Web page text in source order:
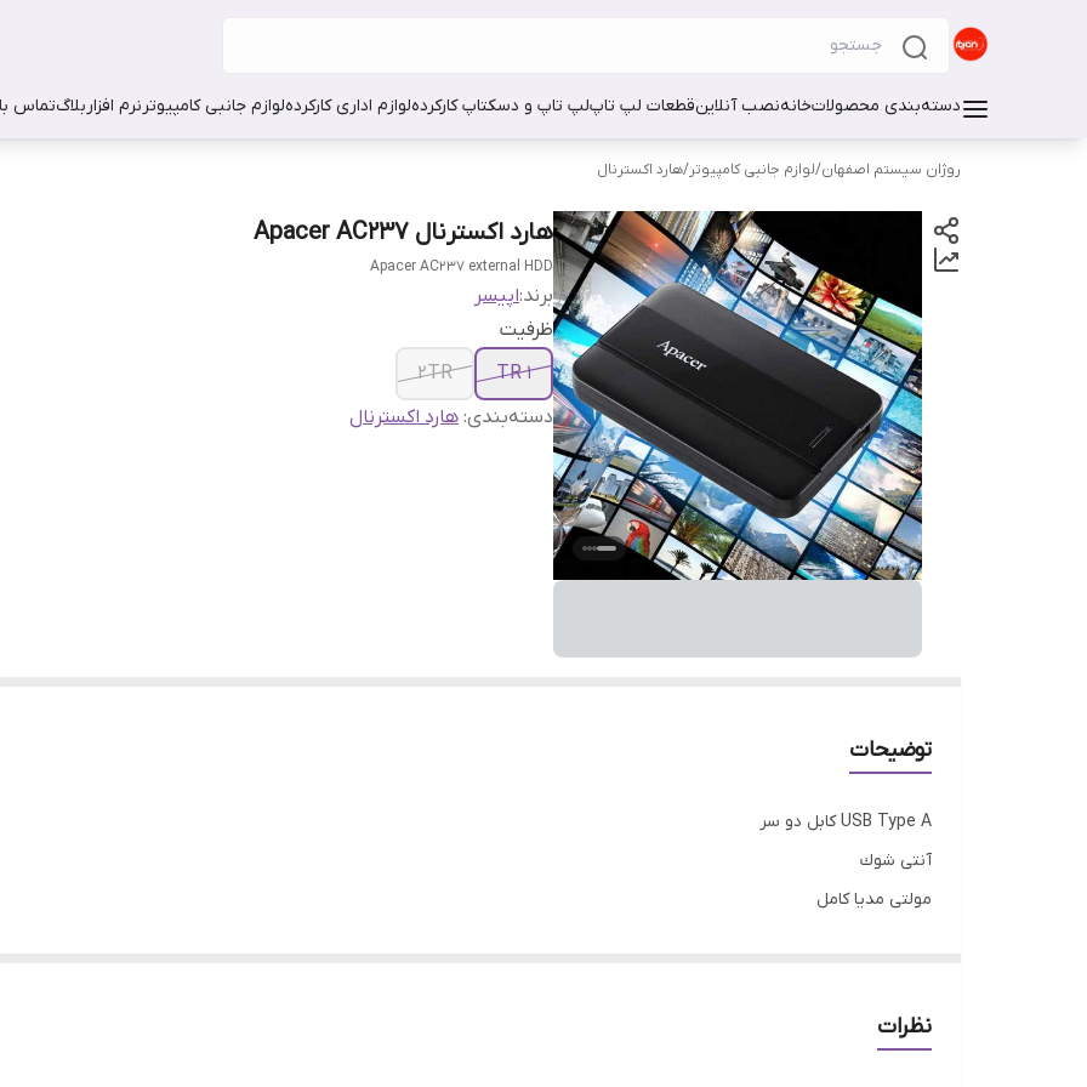
دسته‌بندی محصولاتخانهنصب آنلاینقطعات لپ تاپلپ تاپ و دسکتاپ کارکردهلوازم اداری کارکردهلوازم جانبی کامپیوترنرم افزاربلاگتماس
روژان سیستم اصفهان/لوازم جانبی کامپیوتر/هارد اکسترنال
هارد اکسترنال Apacer AC237
Apacer AC237 external HDD
برند:اپیسر
ظرفیت
1 TR
2TR
دسته‌بندی: هارد اکسترنال
توضیحات
USB Type A کابل دو سر
آنتی شوك
مولتی مدیا کامل
نظرات